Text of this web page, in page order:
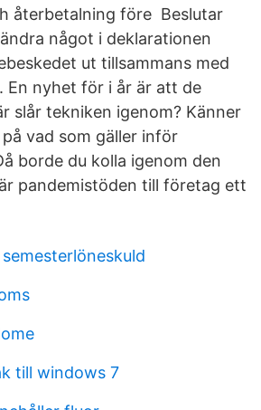
återbetalning före Beslutar
något i deklarationen
ut tillsammans med
En nyhet för i år är att de
slår tekniken igenom? Känner
vad som gäller inför
borde du kolla igenom den
pandemistöden till företag ett
till windows 7